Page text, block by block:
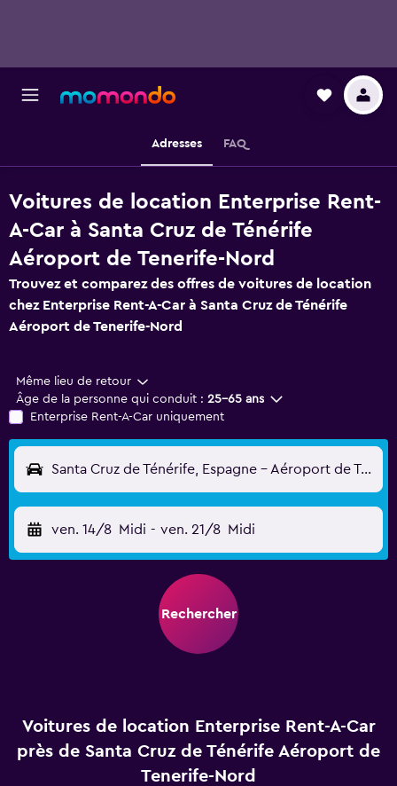
Adresses FAQ
Voitures de location Enterprise Rent-
A-Car à Santa Cruz de Ténérife
Aéroport de Tenerife-Nord
Trouvez et comparez des offres de voitures de location
chez Enterprise Rent-A-Car à Santa Cruz de Ténérife
Aéroport de Tenerife-Nord
Même lieu de retour
Âge de la personne qui conduit : 25-65 ans
Enterprise Rent-A-Car uniquement
Santa Cruz de Ténérife, Espagne - Aéroport de Tenerife-Nord (TFN)
ven. 14/8 Midi - ven. 21/8 Midi
Rechercher
Voitures de location Enterprise Rent-A-Car
près de Santa Cruz de Ténérife Aéroport de
Tenerife-Nord